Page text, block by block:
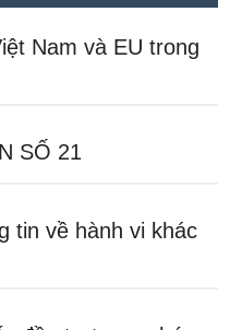
Nam và EU trong
SỐ 21
tin về hành vi khác